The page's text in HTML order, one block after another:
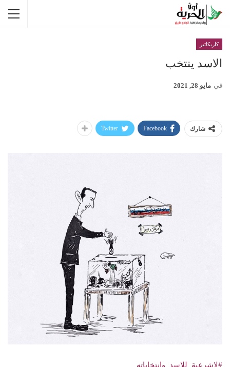
كاريكاتير
الاسد ينتخب
في مايو 28, 2021
شارك Facebook
Twitter
#لاشرعية_للاسد_وانتخاباته